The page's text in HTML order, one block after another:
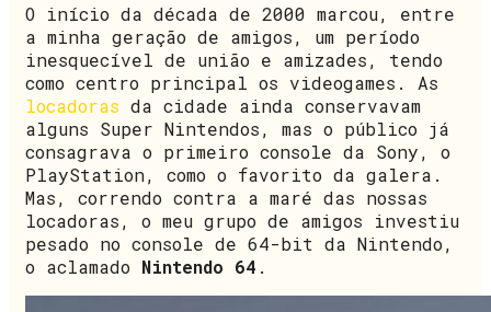
O início da década de 2000 marcou, entre
a minha geração de amigos, um período
inesquecível de união e amizades, tendo
como centro principal os videogames. As
locadoras da cidade ainda conservavam
alguns Super Nintendos, mas o público já
consagrava o primeiro console da Sony, o
PlayStation, como o favorito da galera.
Mas, correndo contra a maré das nossas
locadoras, o meu grupo de amigos investiu
pesado no console de 64-bit da Nintendo,
o aclamado Nintendo 64 .